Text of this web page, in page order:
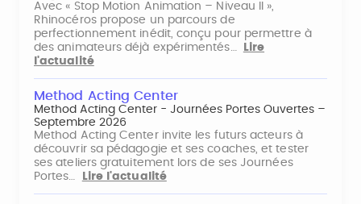
Avec « Stop Motion Animation – Niveau II »,
Rhinocéros propose un parcours de
perfectionnement inédit, conçu pour permettre à
des animateurs déjà expérimentés…
Lire
l'actualité
Method Acting Center
Method Acting Center - Journées Portes Ouvertes –
Septembre 2026
Method Acting Center invite les futurs acteurs à
découvrir sa pédagogie et ses coaches, et tester
ses ateliers gratuitement lors de ses Journées
Portes…
Lire l'actualité